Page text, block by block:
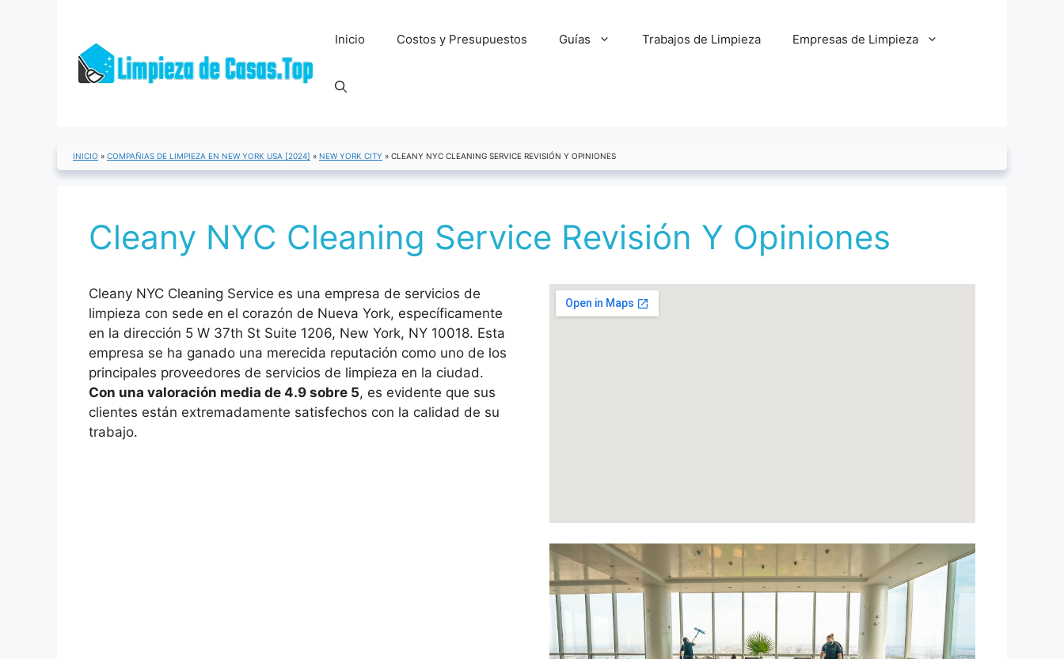
Inicio Costos y Presupuestos Guías Trabajos de Limpieza Empresas de Limpieza
INICIO » COMPAÑIAS DE LIMPIEZA EN NEW YORK USA [2024] » NEW YORK CITY » CLEANY NYC CLEANING SERVICE REVISIÓN Y OPINIONES
Cleany NYC Cleaning Service Revisión Y Opiniones
Cleany NYC Cleaning Service es una empresa de servicios de
limpieza con sede en el corazón de Nueva York, específicamente
en la dirección 5 W 37th St Suite 1206, New York, NY 10018. Esta
empresa se ha ganado una merecida reputación como uno de los
principales proveedores de servicios de limpieza en la ciudad.
Con una valoración media de 4.9 sobre 5, es evidente que sus
clientes están extremadamente satisfechos con la calidad de su
trabajo.